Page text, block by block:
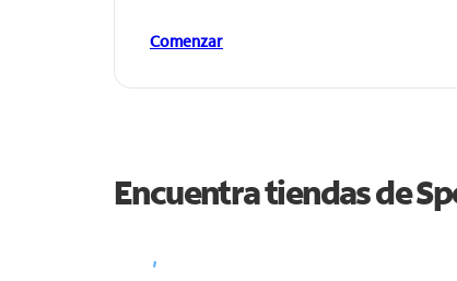
Comenzar
Encuentra tiendas de